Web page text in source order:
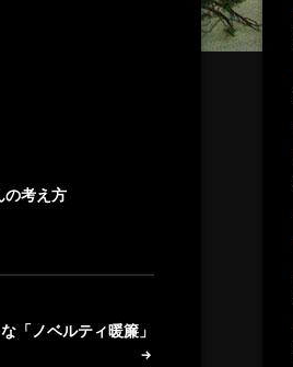
の考え方
「ノベルティ暖簾」